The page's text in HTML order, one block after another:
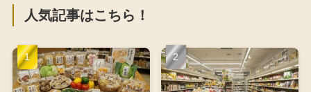
人気記事はこちら！